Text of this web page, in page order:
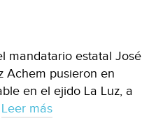
mandatario estatal José
Achem pusieron en
en el ejido La Luz, a
Leer más